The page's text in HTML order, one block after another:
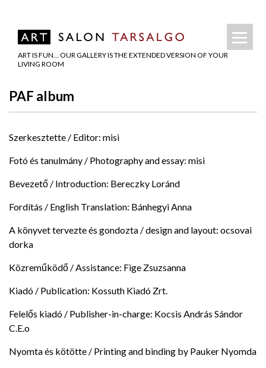
ART IS FUN… OUR GALLERY IS THE EXTENDED VERSION OF YOUR
LIVING ROOM
PAF album
Szerkesztette / Editor: misi
Fotó és tanulmány / Photography and essay: misi
Bevezető / Introduction: Bereczky Loránd
Fordítás / English Translation: Bánhegyi Anna
A könyvet tervezte és gondozta / design and layout: ocsovai
dorka
Közreműködő / Assistance: Fige Zsuzsanna
Kiadó / Publication: Kossuth Kiadó Zrt.
Felelős kiadó / Publisher-in-charge: Kocsis András Sándor
C.E.o
Nyomta és kötötte / Printing and binding by Pauker Nyomda